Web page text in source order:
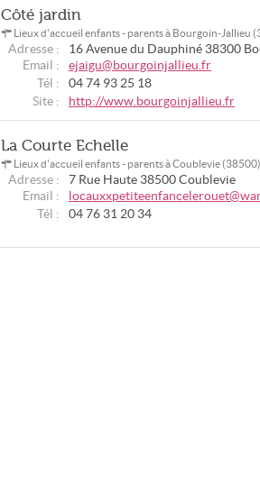
Côté jardin
Lieux d'accueil enfants - parents à Bourgoin-Jallieu
Adresse : 16 Avenue du Dauphiné 38300
Email :
ejaigu@bourgoinjallieu.fr
Tél :
04 74 93 25 18
Site :
http://www.bourgoinjallieu.fr
La Courte Echelle
Lieux d'accueil enfants - parents à Coublevie (38500)
Adresse : 7 Rue Haute 38500 Coublevie
Email :
Tél :
04 76 31 20 34